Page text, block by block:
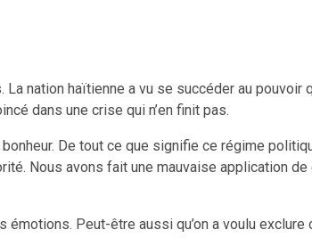
nation haïtienne a vu se succéder au
dans une crise qui n’en finit pas.
De tout ce que signifie ce régime
Nous avons fait une mauvaise application
Peut-être aussi qu’on a voulu